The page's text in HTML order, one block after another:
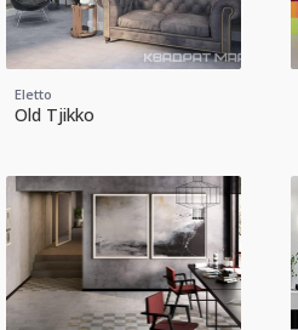
Eletto
Old Tjikko